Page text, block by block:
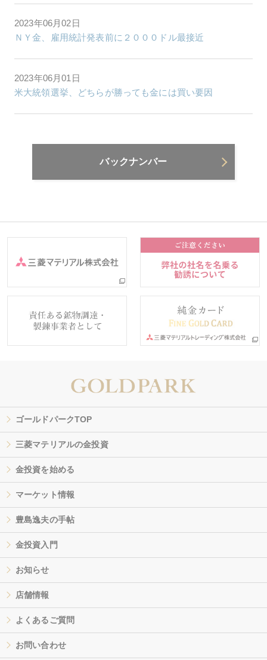
2023年06月02日
ＮＹ金、雇用統計発表前に２０００ドル最接近
2023年06月01日
米大統領選挙、どちらが勝っても金には買い要因
バックナンバー
ゴールドパークTOP
三菱マテリアルの金投資
金投資を始める
マーケット情報
豊島逸夫の手帖
金投資入門
お知らせ
店舗情報
よくあるご質問
お問い合わせ